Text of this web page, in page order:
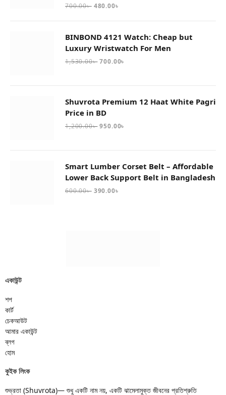
700.00৳ 480.00৳
BINBOND 4121 Watch: Cheap but
Luxury Wristwatch For Men
1,530.00৳ 700.00৳
Shuvrota Premium 12 Haat White Pagri
Price in BD
1,200.00৳ 950.00৳
Smart Lumber Corset Belt – Affordable
Lower Back Support Belt in Bangladesh
600.00৳ 390.00৳
একাউন্ট
শপ
কার্ট
চেকআউট
আমার একাউন্ট
ব্লগ
হোম
কুইক লিংক
শুভ্রতা (Shuvrota)— শুধু একটি নাম নয়, একটি ঝামেলামুক্ত জীবনের প্রতিশ্রুতি